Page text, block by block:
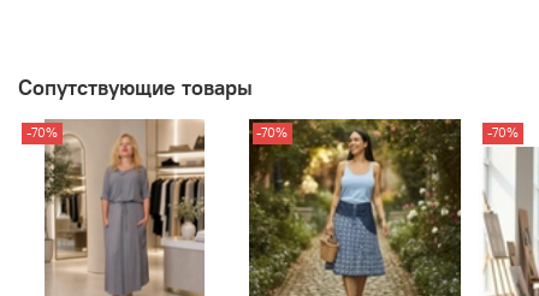
Сопутствующие товары
-70% -70% -70%